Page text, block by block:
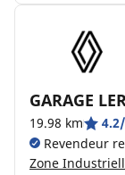
GARAGE
19.98 km
Revendeur
Zone